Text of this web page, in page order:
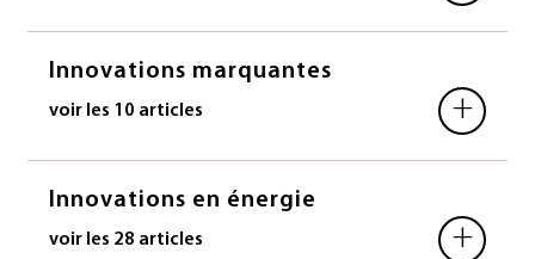
Innovations marquantes
voir les 10 articles +
Innovations en énergie
voir les 28 articles +